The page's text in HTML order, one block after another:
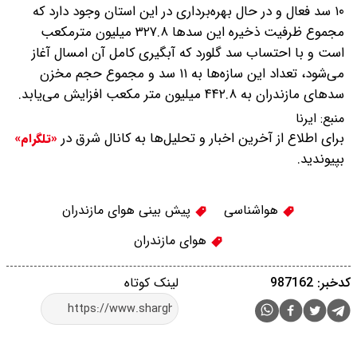
۱۰ سد فعال و در حال بهره‌برداری در این استان وجود دارد که
مجموع ظرفیت ذخیره این سدها ۳۲۷.۸ میلیون مترمکعب
است و با احتساب سد گلورد که آبگیری کامل آن امسال آغاز
می‌شود، تعداد این سازه‌ها به ۱۱ سد و مجموع حجم مخزن
سدهای مازندران به ۴۴۲.۸ میلیون متر مکعب افزایش می‌یابد.
منبع: ایرنا
برای اطلاع از آخرین اخبار و تحلیل‌ها به کانال شرق در «تلگرام»
بپیوندید.
هواشناسی
پیش بینی هوای مازندران
هوای مازندران
لینک کوتاه کدخبر: 987162